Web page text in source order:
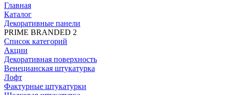
Главная
Каталог
Декоративные панели
PRIME BRANDED 2
Список категорий
Акции
Декоративная поверхность
Венецианская штукатурка
Лофт
Фактурные штукатурки